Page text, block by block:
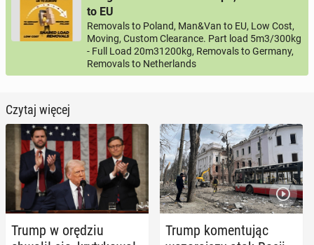
to EU
Removals to Poland, Man&Van to EU, Low Cost,
Moving, Custom Clearance. Part load 5m3/300kg
- Full Load 20m31200kg, Removals to Germany,
Removals to Netherlands
Czytaj więcej
Trump w orędziu
Trump ko­men­tu­jąc